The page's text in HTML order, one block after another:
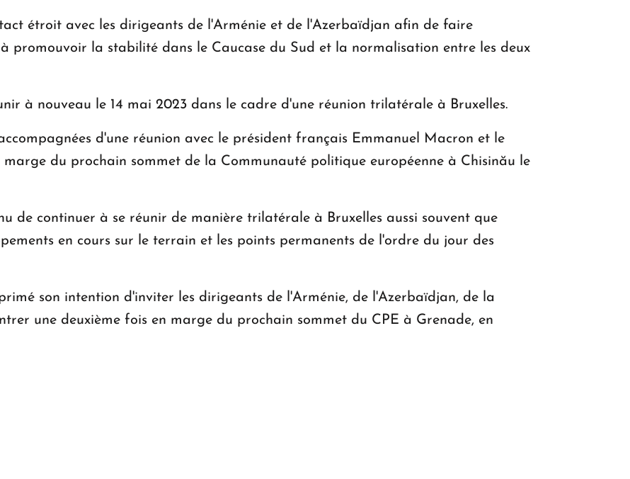
Le premier hôtel Hyatt Regency
d'Arménie ouvrira ses portes à Dilijan
étroit avec les dirigeants de l'Arménie et de l'Azerbaïdjan afin de faire
promouvoir la stabilité dans le Caucase du Sud et la normalisation entre les deux
à nouveau le 14 mai 2023 dans le cadre d'une réunion trilatérale à Bruxelles.
d'une réunion avec le président français Emmanuel Macron et le
du prochain sommet de la Communauté politique européenne à Chisinău le
de continuer à se réunir de manière trilatérale à Bruxelles aussi souvent que
en cours sur le terrain et les points permanents de l'ordre du jour des
son intention d'inviter les dirigeants de l'Arménie, de l'Azerbaïdjan, de la
une deuxième fois en marge du prochain sommet du CPE à Grenade, en